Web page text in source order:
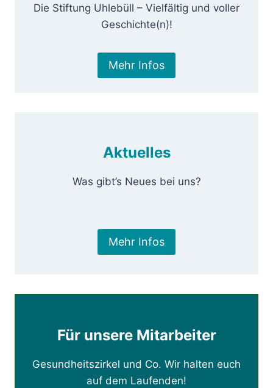
Die Stiftung Uhlebüll – Vielfältig und voller
Geschichte(n)!
Mehr Infos
Aktuelles
Was gibt’s Neues bei uns?
Mehr Infos
Für unsere Mitarbeiter
Gesundheitszirkel und Co. Wir halten euch
auf dem Laufenden!